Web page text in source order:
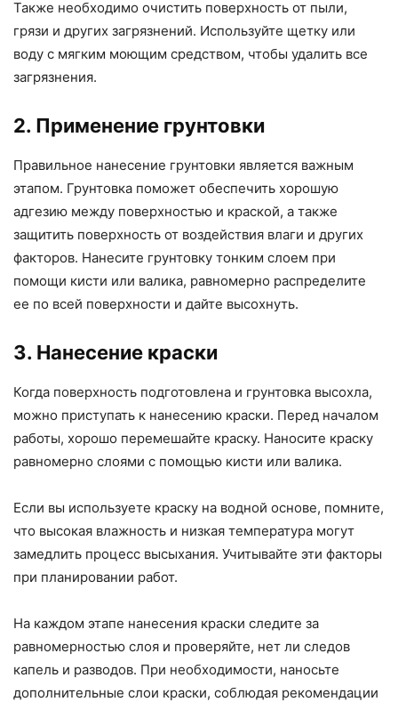
Также необходимо очистить поверхность от пыли,
грязи и других загрязнений. Используйте щетку или
воду с мягким моющим средством, чтобы удалить все
загрязнения.
2. Применение грунтовки
Правильное нанесение грунтовки является важным
этапом. Грунтовка поможет обеспечить хорошую
адгезию между поверхностью и краской, а также
защитить поверхность от воздействия влаги и других
факторов. Нанесите грунтовку тонким слоем при
помощи кисти или валика, равномерно распределите
ее по всей поверхности и дайте высохнуть.
3. Нанесение краски
Когда поверхность подготовлена и грунтовка высохла,
можно приступать к нанесению краски. Перед началом
работы, хорошо перемешайте краску. Наносите краску
равномерно слоями с помощью кисти или валика.
Если вы используете краску на водной основе, помните,
что высокая влажность и низкая температура могут
замедлить процесс высыхания. Учитывайте эти факторы
при планировании работ.
На каждом этапе нанесения краски следите за
равномерностью слоя и проверяйте, нет ли следов
капель и разводов. При необходимости, наносьте
дополнительные слои краски, соблюдая рекомендации